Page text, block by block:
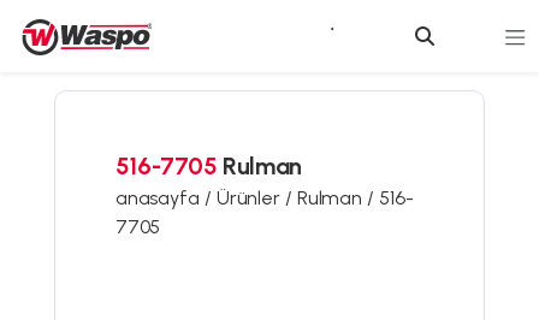
516-7705 Rulman
anasayfa / Ürünler / Rulman / 516-
7705